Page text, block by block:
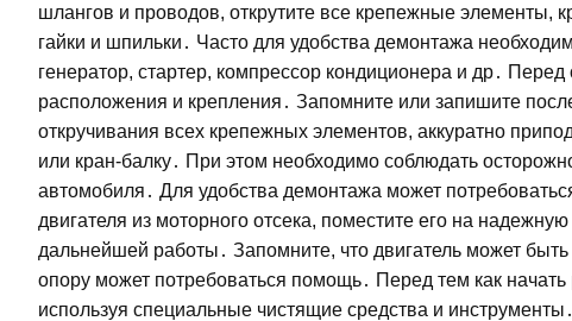
шлангов и проводов, открутите все крепежные элементы,
гайки и шпильки․ Часто для удобства демонтажа
генератор, стартер, компрессор кондиционера и др․
расположения и крепления․ Запомните или запишите
откручивания всех крепежных элементов, аккуратно
или кран-балку․ При этом необходимо соблюдать
автомобиля․ Для удобства демонтажа может
двигателя из моторного отсека, поместите его на
дальнейшей работы․ Запомните, что двигатель может
опору может потребоваться помощь․ Перед тем как начать
используя специальные чистящие средства и